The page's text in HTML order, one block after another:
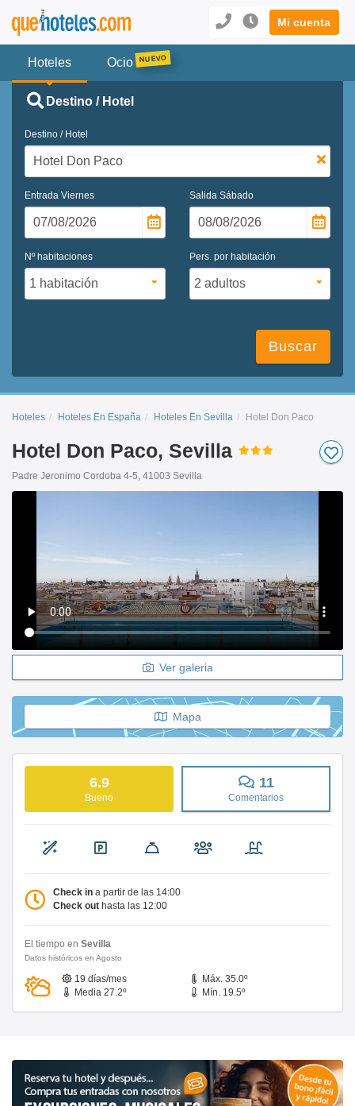
Mi cuenta
Hoteles Ocio
Destino / Hotel
Destino / Hotel
Entrada Viernes Salida Sábado
Nº habitaciones Pers. por habitación
Buscar
Hoteles Hoteles En España Hoteles En Sevilla Hotel Don Paco
Hotel Don Paco, Sevilla
Padre Jeronimo Cordoba 4-5, 41003 Sevilla
Ver galeria
Mapa
6.9
Bueno
11
Comentarios
Check in a partir de las 14:00
Check out hasta las 12:00
El tiempo en Sevilla
Datos históricos en Agosto
19 días/mes
Máx. 35.0º
Media 27.2º
Mín. 19.5º